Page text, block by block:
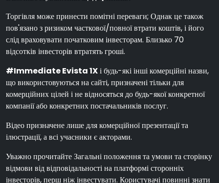
Торгівля може принести помітні переваги; Однак це також
пов'язано з ризиком часткової/повної втрати коштів, і його
слід враховувати початковим інвесторам. Близько 70
відсотків інвесторів втратять гроші.
#Immediate Evista 1Xі будь-які інші комерційні назви,
що використовуються на сайті, призначені тільки для
комерційних цілей і не відносяться до будь-якої конкретної
компанії або конкретних постачальників послуг.
Відео призначене лише для комерційної презентації та
ілюстрації, а всі учасники є акторами.
Уважно прочитайте Загальні положення та умови та сторінку
відмови від відповідальності на платформі сторонніх
інвесторів, перш ніж інвестувати. Користувачі повинні знати